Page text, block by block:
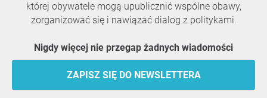
której obywatele mogą upublicznić wspólne obawy,
zorganizować się i nawiązać dialog z politykami.
Nigdy więcej nie przegap żadnych wiadomości
ZAPISZ SIĘ DO NEWSLETTERA